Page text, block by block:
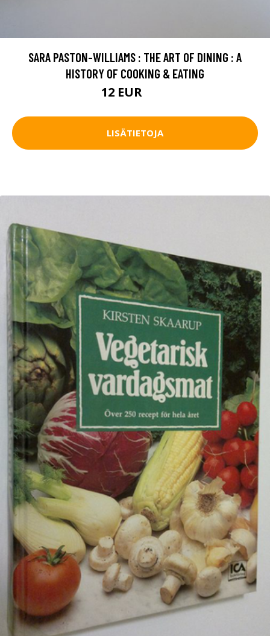
SARA PASTON-WILLIAMS : THE ART OF DINING : A
HISTORY OF COOKING & EATING
12 EUR
LISÄTIETOJA